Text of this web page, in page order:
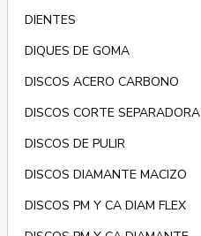
DIENTES
DIQUES DE GOMA
DISCOS ACERO CARBONO
DISCOS CORTE SEPARADORA
DISCOS DE PULIR
DISCOS DIAMANTE MACIZO
DISCOS PM Y CA DIAM FLEX